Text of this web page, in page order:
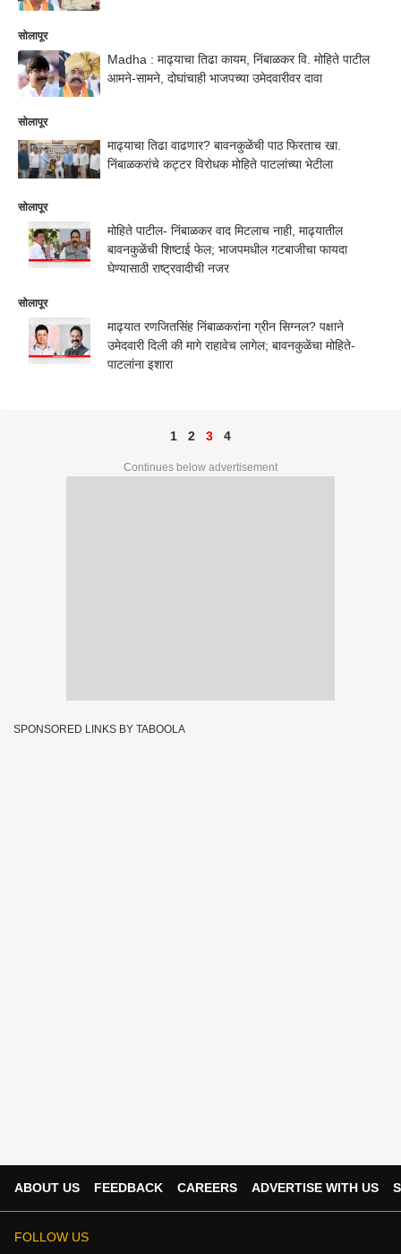
सोलापूर
Madha : माढ्याचा तिढा कायम, निंबाळकर वि. मोहिते पाटील
आमने-सामने, दोघांचाही भाजपच्या उमेदवारीवर दावा
सोलापूर
माढ्याचा तिढा वाढणार? बावनकुळेंची पाठ फिरताच खा.
निंबाळकरांचे कट्टर विरोधक मोहिते पाटलांच्या भेटीला
सोलापूर
मोहिते पाटील- निंबाळकर वाद मिटलाच नाही, माढ्यातील
बावनकुळेंची शिष्टाई फेल; भाजपमधील गटबाजीचा फायदा
घेण्यासाठी राष्ट्रवादीची नजर
सोलापूर
माढ्यात रणजितसिंह निंबाळकरांना ग्रीन सिग्नल? पक्षाने
उमेदवारी दिली की मागे राहावेच लागेल; बावनकुळेंचा मोहिते-
पाटलांना इशारा
1 2 3 4
Continues below advertisement
SPONSORED LINKS BY TABOOLA
ABOUT US FEEDBACK CAREERS ADVERTISE WITH US
FOLLOW US